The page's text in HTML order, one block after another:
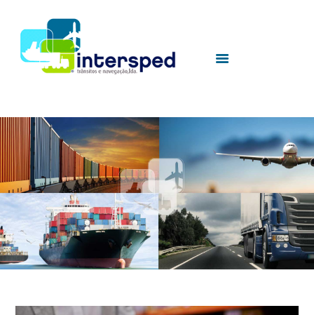
SOBRE NÓS
SERVIÇOS
UTILIDADES
CONTACTOS